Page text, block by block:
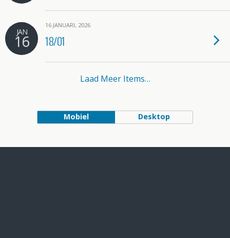
JAN
16
16 JANUARI, 2026
18/01
Laad Meer Items…
Mobiel Desktop